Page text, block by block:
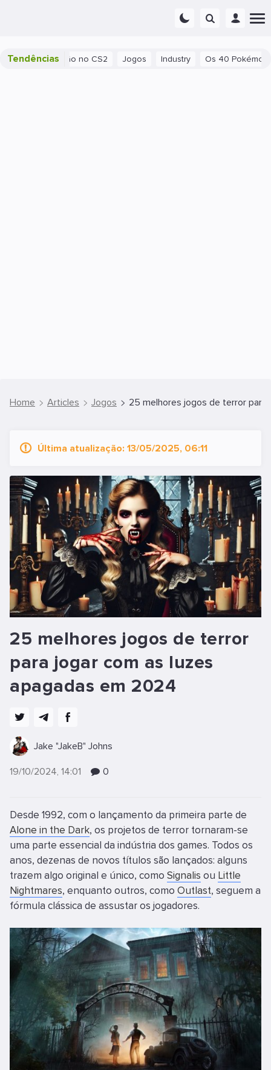
Tendências
CS2 Jogos Industry Os 40 Pokémon mais poderosos do
Home Articles Jogos 25 melhores jogos de terror
Última atualização: 13/05/2025, 06:11
Jake "JakeB" Johns
19/10/2024, 14:01 0
25 melhores jogos de terror
para jogar com as luzes
apagadas em 2024
Desde 1992, com o lançamento da primeira parte de
Alone in the Dark, os projetos de terror tornaram-se
uma parte essencial da indústria dos games. Todos os
anos, dezenas de novos títulos são lançados: alguns
trazem algo original e único, como Signalis ou Little
Nightmares, enquanto outros, como Outlast, seguem a
fórmula clássica de assustar os jogadores.